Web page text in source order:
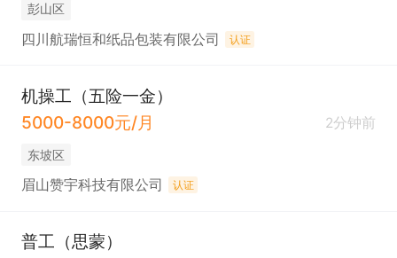
彭山区
四川航瑞恒和纸品包装有限公司 认证
机操工（五险一金）
5000-8000元/月
2分钟前
东坡区
眉山赞宇科技有限公司 认证
普工（思蒙）